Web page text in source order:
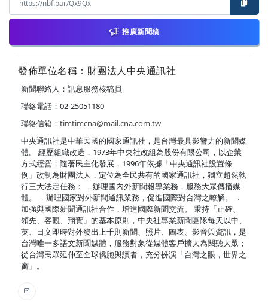
推廣新聞稿
發佈單位名稱：財團法人中央通訊社
新聞聯絡人：訊息服務核稿員
聯絡電話：02-25051180
聯絡信箱： timtimcna@mail.cna.com.tw
中央通訊社是中華民國的國家通訊社，是台灣最具影響力的新聞媒
體。 經歷組織改造，1973年中央社改組為股份有限公司，以企業
方式經營；隨著民主化發展，1996年依據「中央通訊社設置條
例」改制為財團法人，定位為全民共有的國家通訊社，獨立超然執
行三大法定任務： ．辦理國內外新聞報導業務，服務大眾傳播媒
體。 ．辦理國家對外新聞通訊業務，促進國際對台灣之瞭解。 ．
加強與國際新聞通訊社合作，增進國際新聞交流。 秉持「正確、
領先、客觀、翔實」的基本原則，中央社專業新聞團隊每天以中、
英、日文即時對外發出上千則新聞、照片、圖表、影音與資訊，是
台灣唯一多語文新聞媒體，服務對象從媒體客戶擴大為閱聽大眾；
從台灣民眾延伸至全球僑胞與讀者，充分扮演「台灣之眼，世界之
窗」。